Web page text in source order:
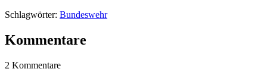
Schlagwörter: Bundeswehr
Kommentare
2 Kommentare